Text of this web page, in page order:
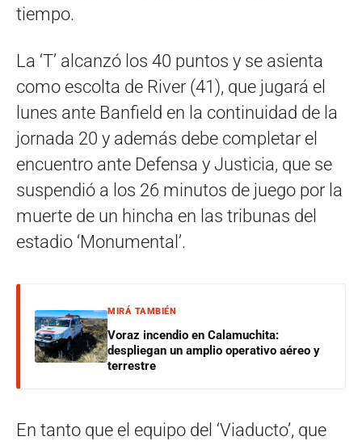
tiempo.
La ‘T’ alcanzó los 40 puntos y se asienta
como escolta de River (41), que jugará el
lunes ante Banfield en la continuidad de la
jornada 20 y además debe completar el
encuentro ante Defensa y Justicia, que se
suspendió a los 26 minutos de juego por la
muerte de un hincha en las tribunas del
estadio ‘Monumental’.
MIRÁ TAMBIÉN
Voraz incendio en Calamuchita:
despliegan un amplio operativo aéreo y
terrestre
En tanto que el equipo del ‘Viaducto’, que